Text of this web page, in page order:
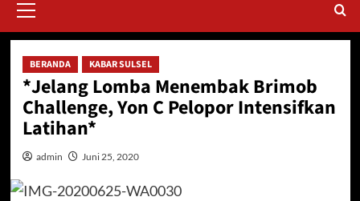
Menu
BERANDA KABAR SULSEL
*Jelang Lomba Menembak Brimob
Challenge, Yon C Pelopor Intensifkan
Latihan*
admin Juni 25, 2020